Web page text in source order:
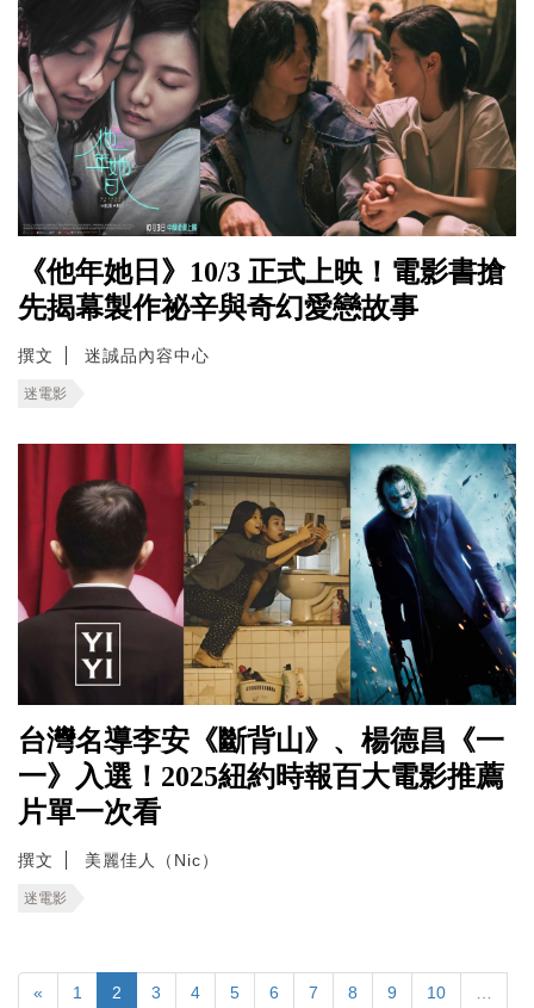
《他年她日》10/3 正式上映！電影書搶
先揭幕製作祕辛與奇幻愛戀故事
撰文 迷誠品內容中心
迷電影
台灣名導李安《斷背山》、楊德昌《一
一》入選！2025紐約時報百大電影推薦
片單一次看
撰文 美麗佳人（Nic）
迷電影
« 1 2 3 4 5 6 7 8 9 10